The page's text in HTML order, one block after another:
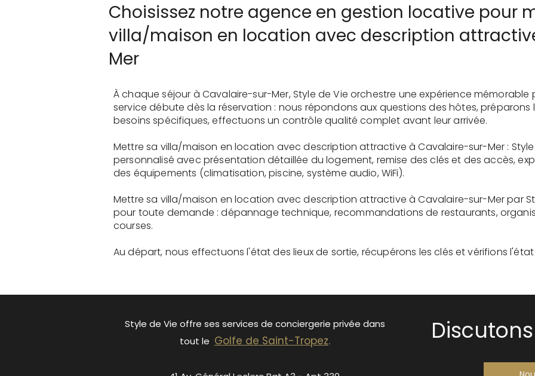
Choisissez notre agence en gestion locative pour
villa/maison en location avec description
Mer
À chaque séjour à Cavalaire-sur-Mer, Style de Vie orchestre une expérience mémorable
service débute dès la réservation : nous répondons aux questions des hôtes, préparons
besoins spécifiques, effectuons un contrôle qualité complet avant leur arrivée.
Mettre sa villa/maison en location avec description attractive à Cavalaire-sur-Mer :
personnalisé avec présentation détaillée du logement, remise des clés et des accès,
des équipements (climatisation, piscine, système audio, WiFi).
Mettre sa villa/maison en location avec description attractive à Cavalaire-sur-Mer par
pour toute demande : dépannage technique, recommandations de restaurants,
courses.
Au départ, nous effectuons l'état des lieux de sortie, récupérons les clés et vérifions
Style de Vie offre ses services de conciergerie privée dans
tout le Golfe de Saint-Tropez.